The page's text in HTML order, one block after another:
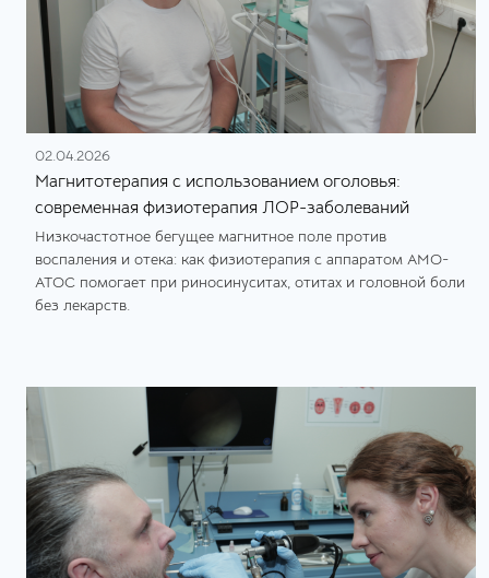
02.04.2026
Магнитотерапия с использованием оголовья:
современная физиотерапия ЛОР-заболеваний
Низкочастотное бегущее магнитное поле против
воспаления и отека: как физиотерапия с аппаратом АМО-
АТОС помогает при риносинуситах, отитах и головной боли
без лекарств.